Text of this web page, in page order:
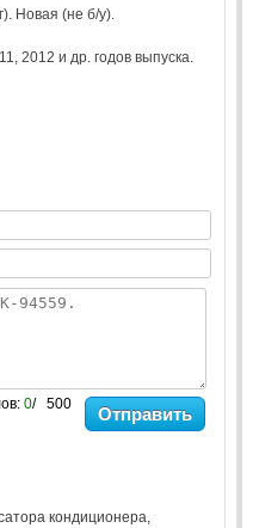
Новая (не б/у).
,2012 и др. годов выпуска.
0/ 500 Отправить
кондиционера,